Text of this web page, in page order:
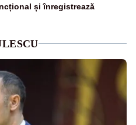
și înregistrează